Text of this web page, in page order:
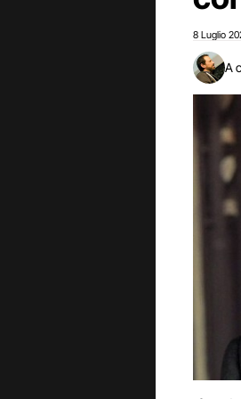
8 Luglio
A